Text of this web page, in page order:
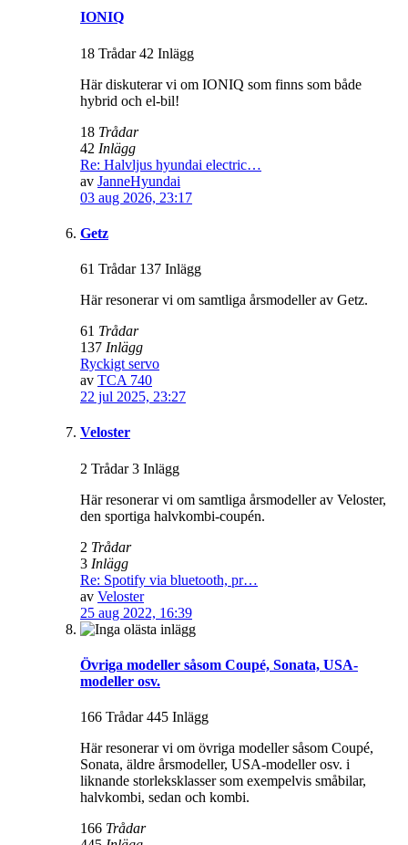
IONIQ
18 Trådar 42 Inlägg
Här diskuterar vi om IONIQ som finns som både
hybrid och el-bil!
18 Trådar
42 Inlägg
Re: Halvljus hyundai electric…
av JanneHyundai
03 aug 2026, 23:17
Getz
61 Trådar 137 Inlägg
Här resonerar vi om samtliga årsmodeller av Getz.
61 Trådar
137 Inlägg
Ryckigt servo
av TCA 740
22 jul 2025, 23:27
Veloster
2 Trådar 3 Inlägg
Här resonerar vi om samtliga årsmodeller av Veloster,
den sportiga halvkombi-coupén.
2 Trådar
3 Inlägg
Re: Spotify via bluetooth, pr…
av Veloster
25 aug 2022, 16:39
Övriga modeller såsom Coupé, Sonata, USA-
modeller osv.
166 Trådar 445 Inlägg
Här resonerar vi om övriga modeller såsom Coupé,
Sonata, äldre årsmodeller, USA-modeller osv. i
liknande storleksklasser som exempelvis småbilar,
halvkombi, sedan och kombi.
166 Trådar